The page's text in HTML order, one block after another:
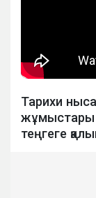
Тарихи
жұмыстары
теңгеге